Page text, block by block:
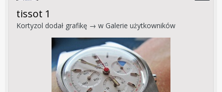
tissot 1
Kortyzol dodał grafikę → w Galerie użytkowników